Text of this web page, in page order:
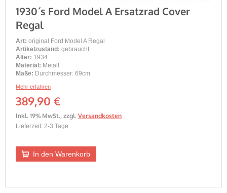
1930´s Ford Model A Ersatzrad Cover
Regal
Art: original Ford Model A Regal
Artikelzustand: gebraucht
Alter: 1934
Material: Metall
Maße: Durchmesser: 69cm
Mehr erfahren
389,90 €
Inkl. 19% MwSt., zzgl. Versandkosten
Lieferzeit: 2-3 Tage
In den Warenkorb